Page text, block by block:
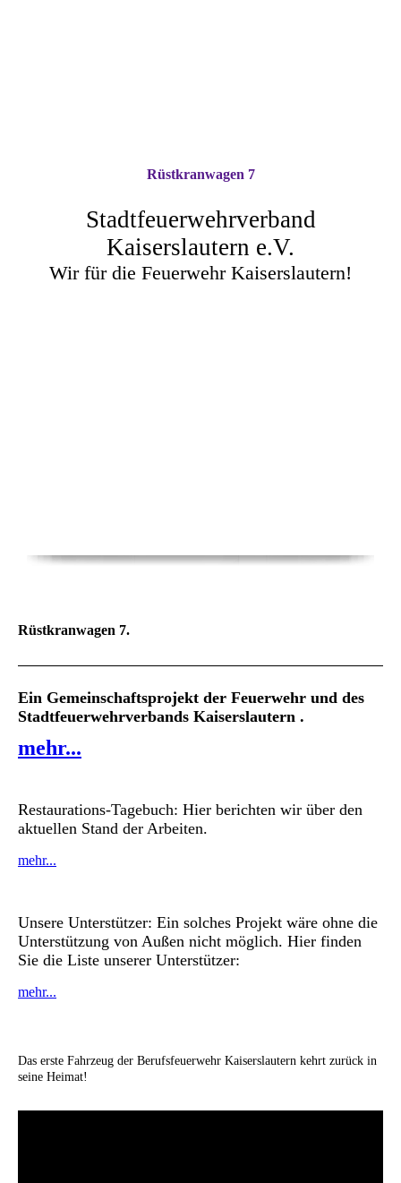
Stadtfeuerwehrverband
Kaiserslautern e.V.
Wir für die Feuerwehr Kaiserslautern!
Rüstkranwagen 7
Rüstkranwagen 7.
Ein Gemeinschaftsprojekt der Feuerwehr und des
Stadtfeuerwehrverbands Kaiserslautern .
mehr...
Restaurations-Tagebuch: Hier berichten wir über den
aktuellen Stand der Arbeiten.
mehr...
Unsere Unterstützer: Ein solches Projekt wäre ohne die
Unterstützung von Außen nicht möglich. Hier finden
Sie die Liste unserer Unterstützer:
mehr...
Das erste Fahrzeug der Berufsfeuerwehr Kaiserslautern kehrt zurück in
seine Heimat!